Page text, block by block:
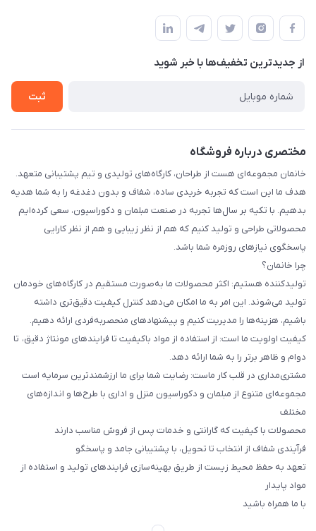
لیست محصولات
درباره ما
قوانین و مقررات
حریم خصوصی
راهنما
از جدید‌ترین تخفیف‌ها با‌ خبر شوید
ثبت
مختصری درباره فروشگاه
خانمان مجموعه‌ای هست از طراحان، کارگاه‌های تولیدی و تیم پشتیبانی متعهد.
هدف ما این است که تجربه خریدی ساده، شفاف و بدون دغدغه را به شما هدیه
بدهیم. با تکیه بر سال‌ها تجربه در صنعت مبلمان و دکوراسیون، سعی کرده‌ایم
محصولاتی طراحی و تولید کنیم که هم از نظر زیبایی و هم از نظر کارایی
پاسخگوی نیازهای روزمره شما باشد.
چرا خانمان؟
تولیدکننده هستیم: اکثر محصولات ما به‌صورت مستقیم در کارگاه‌های خودمان
تولید می‌شوند. این امر به ما امکان می‌دهد کنترل کیفیت دقیق‌تری داشته
باشیم، هزینه‌ها را مدیریت کنیم و پیشنهادهای منحصربه‌فردی ارائه دهیم.
کیفیت اولویت ما است: از استفاده از مواد باکیفیت تا فرایندهای مونتاژ دقیق، تا
دوام و ظاهر برتر را به شما ارائه دهد.
مشتری‌مداری در قلب کار ماست: رضایت شما برای ما ارزشمندترین سرمایه است
مجموعه‌ای متنوع از مبلمان و دکوراسیون منزل و اداری با طرح‌ها و اندازه‌های
مختلف
محصولات با کیفیت که گارانتی و خدمات پس از فروش مناسب دارند
فرآیندی شفاف از انتخاب تا تحویل، با پشتیبانی جامد و پاسخگو
تعهد به حفظ محیط زیست از طریق بهینه‌سازی فرایندهای تولید و استفاده از
مواد پایدار
با ما همراه باشید